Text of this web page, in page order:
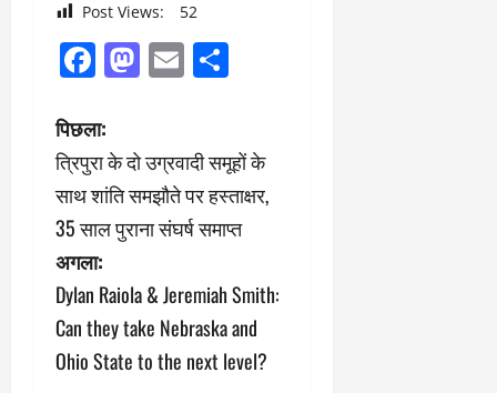
Post Views: 52
Facebook
Mastodon
Email
पो
स्ट
ने
वि
गे
श
पिछला:
त्रिपुरा के दो उग्रवादी समूहों के
साथ शांति समझौते पर हस्ताक्षर,
35 साल पुराना संघर्ष समाप्त
अगला:
Dylan Raiola & Jeremiah Smith:
Can they take Nebraska and
Ohio State to the next level?